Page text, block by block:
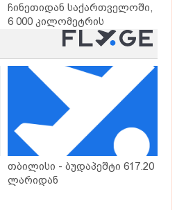
ჩინეთიდან საქართველოში,
6 000 კილომეტრის
დაშორებით,
ტელერობოტული ოპერაცია
ჩაატარა - ისტორია
დაწერილია
თბილისი - ბუდაპეშტი 617.20
ლარიდან